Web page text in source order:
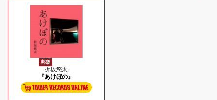
邦楽
折坂悠太
『あけぼの』